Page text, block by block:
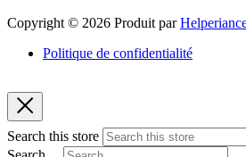
Copyright © 2026 Produit par
Politique de confidentialité
Search this store